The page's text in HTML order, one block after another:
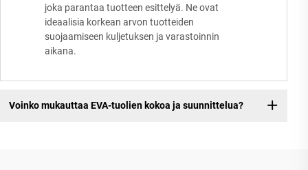
joka parantaa tuotteen esittelyä. Ne ovat
ideaalisia korkean arvon tuotteiden
suojaamiseen kuljetuksen ja varastoinnin
aikana.
Voinko mukauttaa EVA-tuolien kokoa ja suunnittelua?